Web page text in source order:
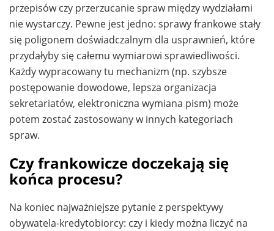
przepisów czy przerzucanie spraw między wydziałami
nie wystarczy. Pewne jest jedno: sprawy frankowe stały
się poligonem doświadczalnym dla usprawnień, które
przydałyby się całemu wymiarowi sprawiedliwości.
Każdy wypracowany tu mechanizm (np. szybsze
postępowanie dowodowe, lepsza organizacja
sekretariatów, elektroniczna wymiana pism) może
potem zostać zastosowany w innych kategoriach
spraw.
Czy frankowicze doczekają się
końca procesu?
Na koniec najważniejsze pytanie z perspektywy
obywatela-kredytobiorcy: czy i kiedy można liczyć na